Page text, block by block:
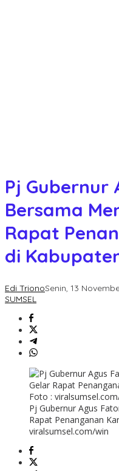
Pj Gubernur
Bersama
Rapat
di
Edi TrionoSenin, 13
SUMSEL
Pj Gubernur Agus
Rapat Penanganan
viralsumsel.com/win